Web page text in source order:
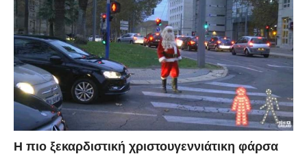
Η πιο ξεκαρδιστική χριστουγεννιάτικη φάρσα